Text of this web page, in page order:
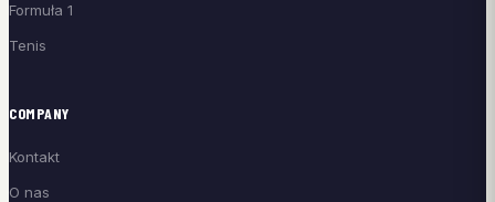
Formuła 1
Tenis
COMPANY
Kontakt
O nas